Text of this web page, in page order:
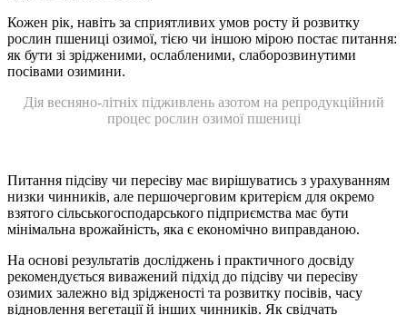
Кожен рік, навіть за сприятливих умов росту й розвитку
рослин пшениці озимої, тією чи іншою мірою постає питання:
як бути зі зрідженими, ослабленими, слаборозвинутими
посівами озимини.
Дія весняно-літніх підживлень азотом на репродукційний
процес рослин озимої пшениці
Питання підсіву чи пересіву має вирішуватись з урахуванням
низки чинників, але першочерговим критерієм для окремо
взятого сільськогосподарського підприємства має бути
мінімальна врожайність, яка є економічно виправданою.
На основі результатів досліджень і практичного досвіду
рекомендується виважений підхід до підсіву чи пересіву
озимих залежно від зрідженості та розвитку посівів, часу
відновлення вегетації й інших чинників. Як свідчать